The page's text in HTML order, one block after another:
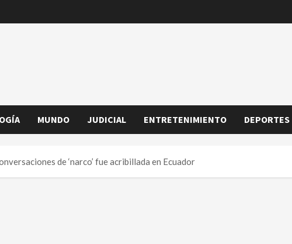
MUNDO JUDICIAL ENTRETENIMIENTO DEPORTES
de ‘narco’ fue acribillada en Ecuador